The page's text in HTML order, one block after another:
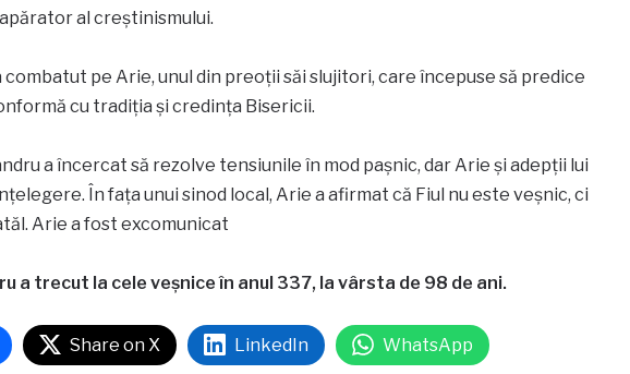
al creștinismului.
combatut pe Arie, unul din preoții săi slujitori, care începuse să predice
cu tradiția și credința Bisericii.
a încercat să rezolve tensiunile în mod pașnic, dar Arie și adepții lui
În fața unui sinod local, Arie a afirmat că Fiul nu este veșnic, ci
Arie a fost excomunicat
a trecut la cele veșnice în anul 337, la vârsta de 98 de ani.
Share on X LinkedIn WhatsApp